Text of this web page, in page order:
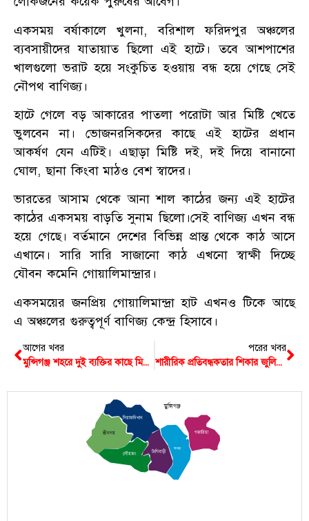
একসময় বর্ষাকালে খুলনা, বরিশাল ফরিদপুর অঞ্চলের
ব্যবসায়ীদের যাতায়াত ছিলো এই হাটে। তবে আশপাশের
খালগুলো ভরাট হয়ে সংকুচিত হওয়ায় বন্ধ হয়ে গেছে সেই
নৌপথ বাণিজ্য।
হাটে গেলে বড় আকারের পাতলা পরোটা আর মিষ্টি খেতে
ভুলবেন না। ভোজনরসিকদের কাছে এই হাটের প্রধান
আকর্ষণ যেন এটিই। এছাড়া মিষ্টি দই, দই দিয়ে বানানো
ঘোল, ছানা কিংবা মাঠও বেশ স্বাদের।
ভারতের আসাম থেকে আনা শাল কাঠের জন্য এই হাটের
কাঠের একসময় বাড়তি ‍সুনাম ছিলো।সেই বাণিজ্য এখন বন্ধ
হয়ে গেছে। বর্তমানে দেশের বিভিন্ন প্রান্ত থেকে কাঠ আসে
এখানে। সারি সারি সাজানো কাঠ এখনো স্বাক্ষী দিচ্ছে
যৌবন কমেনি গোয়ালিমান্দ্রার।
একসময়ের জনপ্রিয় গোয়ালিমান্দ্রা হাট এখনও টিকে আছে
এ অঞ্চলের গুরুত্বপূর্ণ বাণিজ্য কেন্দ্র হিসাবে।
আগের খবর
মুন্সিগঞ্জ শহরে দুই ব্যক্তির কাছে মিললো রামদা- চাইনিজ কুড়ালসহ ১৭ দেশীয় অস্ত্র
পরের খবর
শারীরিক প্রতিবন্ধকতার শিকার জুলিয়ার চাকরির ব্যবস্থা করলেন মাসুদ রানা
শ্রীনগর
সিরাজদিখান
টংগিবাড়ী
সদর
গজারিয়া
লৌহজং
মুন্সিগঞ্জ